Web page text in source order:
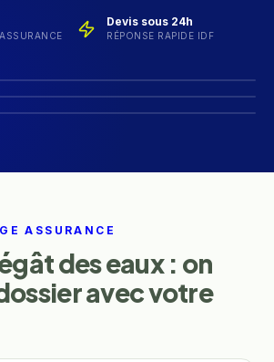
Devis sous 24h
RÉPONSE RAPIDE IDF
ASSURANCE
des eaux : on
avec votre